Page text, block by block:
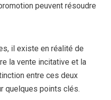
peuvent résoudre
il existe en réalité de
la vente incitative et la
entre ces deux
quelques points clés.